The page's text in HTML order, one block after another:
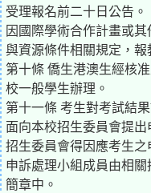
受理報名前二十日公告。
因國際學術合作計畫或
與資源條件相關規定，報
第十條 僑生港澳生經核
校一般學生辦理。
第十一條 考生對考試結
面向本校招生委員會提出
招生委員會得因應考生
申訴處理小組成員由相
簡章中。